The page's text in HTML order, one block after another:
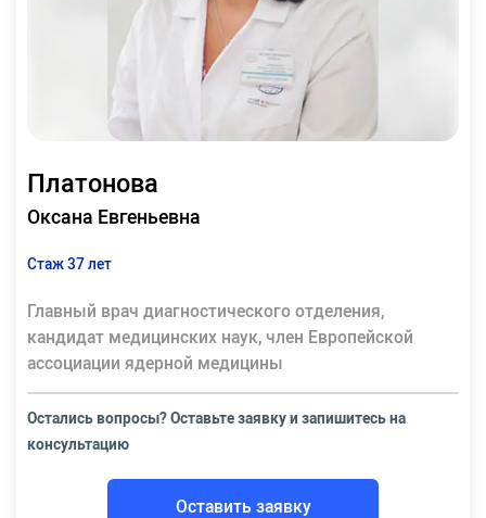
Платонова
Оксана Евгеньевна
Стаж 37 лет
Главный врач диагностического отделения,
кандидат медицинских наук, член Европейской
ассоциации ядерной медицины
Остались вопросы? Оставьте заявку и запишитесь на
консультацию
Оставить заявку